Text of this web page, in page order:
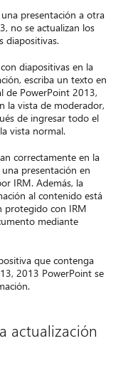
presentación a otra
no se actualizan los
diapositivas.
diapositivas en la
escriba un texto en
de PowerPoint 2013,
la vista de moderador,
de ingresar todo el
vista normal.
correctamente en la
presentación en
IRM. Además, la
al contenido está
protegido con IRM
mediante
que contenga
2013 PowerPoint se
actualización